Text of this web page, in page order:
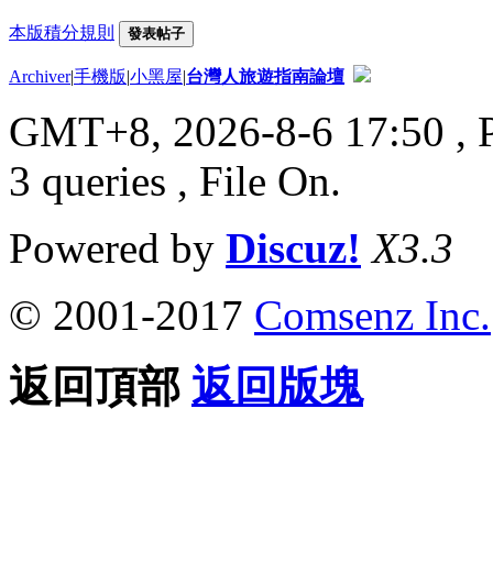
本版積分規則 發表帖子
Archiver|手機版|小黑屋|台灣人旅遊指南論壇
GMT+8, 2026-8-6 17:50 ,
3 queries , File On.
Powered by Discuz! X3.3
© 2001-2017 Comsenz Inc.
返回頂部 返回版塊